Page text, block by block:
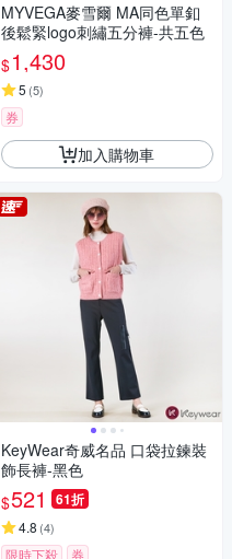
MYVEGA麥雪爾 MA同色單釦
後鬆緊logo刺繡五分褲-共五色
$1,430
5 (5)
券
加入購物車
KeyWear奇威名品 口袋拉鍊裝
飾長褲-黑色
$521 61折
4.8 (4)
限時下殺 券